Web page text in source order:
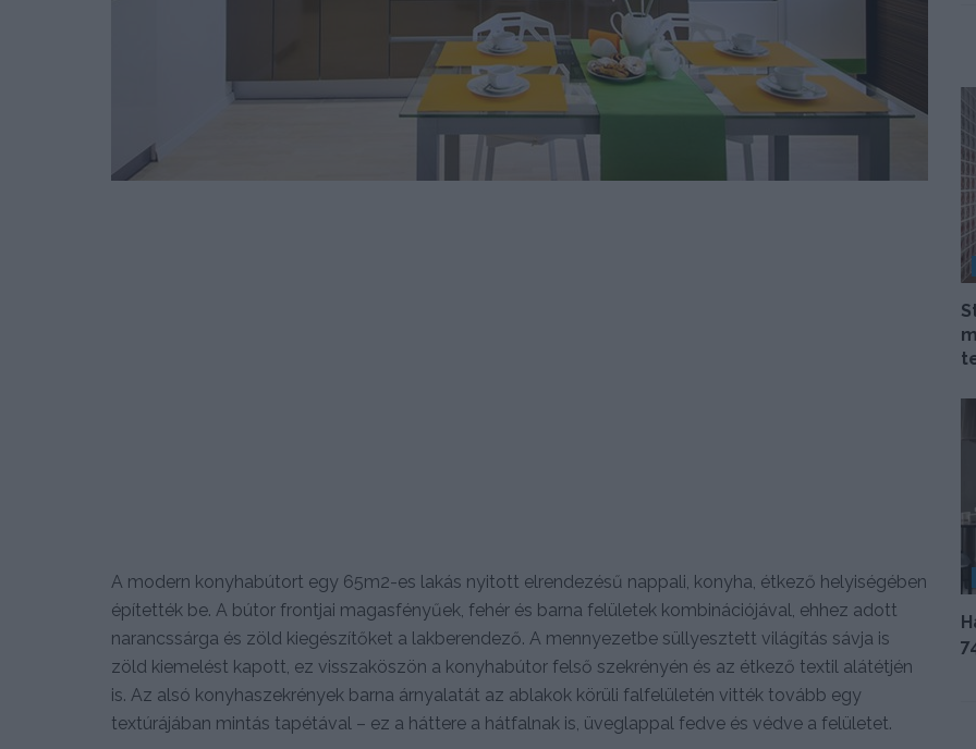
A modern konyhabútort egy 65m2-es lakás nyitott elrendezésű nappali, konyha, étkező helyiségében
építették be. A bútor frontjai magasfényűek, fehér és barna felületek kombinációjával, ehhez adott
narancssárga és zöld kiegészítőket a lakberendező. A mennyezetbe süllyesztett világítás sávja is
zöld kiemelést kapott, ez visszaköszön a konyhabútor felső szekrényén és az étkező textil alátétjén
is. Az alsó konyhaszekrények barna árnyalatát az ablakok körüli falfelületén vitték tovább egy
textúrájában mintás tapétával – ez a háttere a hátfalnak is, üveglappal fedve és védve a felületet.